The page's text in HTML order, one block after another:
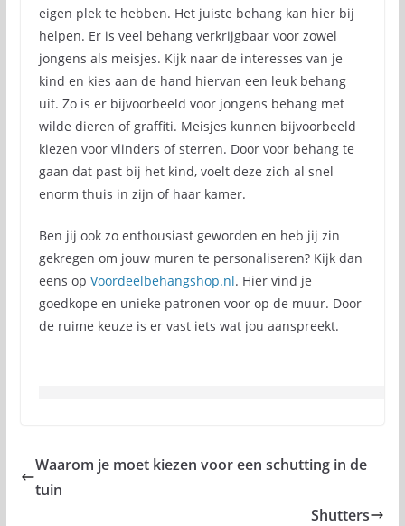
eigen plek te hebben. Het juiste behang kan hier bij
helpen. Er is veel behang verkrijgbaar voor zowel
jongens als meisjes. Kijk naar de interesses van je
kind en kies aan de hand hiervan een leuk behang
uit. Zo is er bijvoorbeeld voor jongens behang met
wilde dieren of graffiti. Meisjes kunnen bijvoorbeeld
kiezen voor vlinders of sterren. Door voor behang te
gaan dat past bij het kind, voelt deze zich al snel
enorm thuis in zijn of haar kamer.
Ben jij ook zo enthousiast geworden en heb jij zin
gekregen om jouw muren te personaliseren? Kijk dan
eens op Voordeelbehangshop.nl. Hier vind je
goedkope en unieke patronen voor op de muur. Door
de ruime keuze is er vast iets wat jou aanspreekt.
Waarom je moet kiezen voor een schutting in de
tuin
Shutters